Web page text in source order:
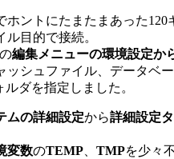
ホントにたまたまあった120
ル目的で接続。
編集メニューの環境設定か
ッシュファイル、データベ
ルダを指定しました。
ムの詳細設定から詳細設定
変数のTEMP TMPを少々